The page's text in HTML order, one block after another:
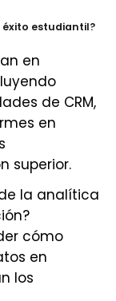
estudiantil?
en
de CRM,
en
superior.
la analítica
cómo
en
los